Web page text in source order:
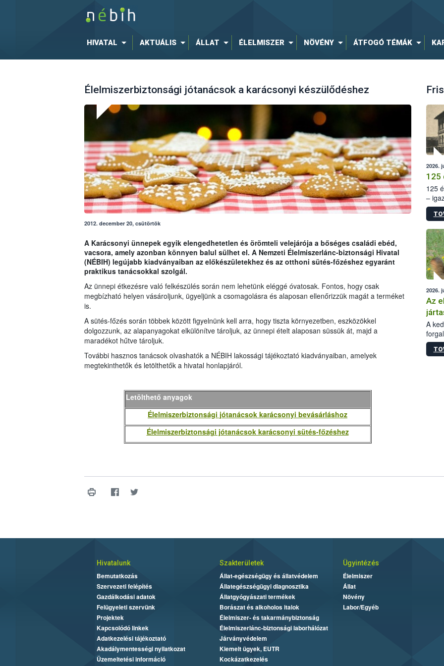
HIVATAL AKTUÁLIS ÁLLAT ÉLELMISZER NÖVÉNY ÁTFOGÓ TÉMÁK
Élelmiszerbiztonsági jótanácsok a karácsonyi készülődéshez
2012. december 20, csütörtök
A Karácsonyi ünnepek egyik elengedhetetlen és örömteli velejárója a bőséges családi ebéd,
vacsora, amely azonban könnyen balul sülhet el. A Nemzeti Élelmiszerlánc-biztonsági Hivatal
(NÉBIH) legújabb kiadványaiban az előkészületekhez és az otthoni sütés-főzéshez egyaránt
praktikus tanácsokkal szolgál.
Az ünnepi étkezésre való felkészülés során nem lehetünk eléggé óvatosak. Fontos, hogy csak
megbízható helyen vásároljunk, ügyeljünk a csomagolásra és alaposan ellenőrizzük magát a terméket
is.
A sütés-főzés során többek között figyelnünk kell arra, hogy tiszta környezetben, eszközökkel
dolgozzunk, az alapanyagokat elkülönítve tároljuk, az ünnepi ételt alaposan süssük át, majd a
maradékot hűtve tároljuk.
További hasznos tanácsok olvashatók a NÉBIH lakossági tájékoztató kiadványaiban, amelyek
megtekinthetők és letölthetők a hivatal honlapjáról.
Letölthető anyagok
Élelmiszerbiztonsági jótanácsok karácsonyi bevásárláshoz
Élelmiszerbiztonsági jótanácsok karácsonyi sütés-főzéshez
2026.
125
125
–
15.
2026.
Az
A
Hivatalunk
Bemutatkozás
Szervezeti felépítés
Gazdálkodási adatok
Felügyeleti szervünk
Projektek
Kapcsolódó linkek
Adatkezelési tájékoztató
Akadálymentességi nyilatkozat
Üzemeltetési információ
Szakterületek
Állat-egészségügy és állatvédelem
Állategészségügyi diagnosztika
Állatgyógyászati termékek
Borászat és alkoholos italok
Élelmiszer- és takarmánybiztonság
Élelmiszerlánc-biztonsági laborhálózat
Járványvédelem
Kiemelt ügyek, EUTR
Kockázatkezelés
Ügyintézés
Élelmiszer
Állat
Növény
Labor/Egyéb